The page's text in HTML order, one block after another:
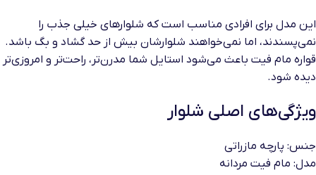
این مدل برای افرادی مناسب است که شلوارهای خیلی جذب را
نمی‌پسندند، اما نمی‌خواهند شلوارشان بیش از حد گشاد و بگ باشد.
قواره مام فیت باعث می‌شود استایل شما مدرن‌تر، راحت‌تر و امروزی‌تر
دیده شود.
ویژگی‌های اصلی شلوار
جنس: پارچه مازراتی
مدل: مام فیت مردانه